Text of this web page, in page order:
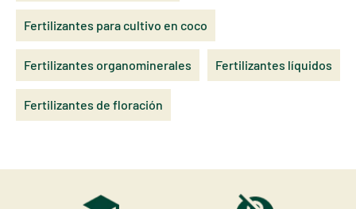
Fertilizantes para cultivo en coco
Fertilizantes organominerales Fertilizantes líquidos
Fertilizantes de floración